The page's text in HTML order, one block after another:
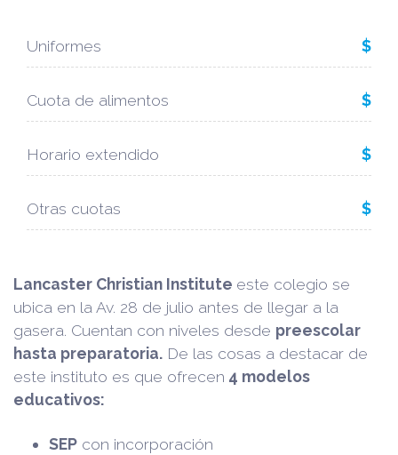
Uniformes $
Cuota de alimentos $
Horario extendido $
Otras cuotas $
Lancaster Christian Institute este colegio se
ubica en la Av. 28 de julio antes de llegar a la
gasera. Cuentan con niveles desde preescolar
hasta preparatoria. De las cosas a destacar de
este instituto es que ofrecen 4 modelos
educativos:
SEP con incorporación